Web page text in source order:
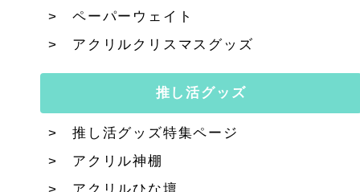
ペーパーウェイト
アクリルクリスマスグッズ
推し活グッズ
推し活グッズ特集ページ
アクリル神棚